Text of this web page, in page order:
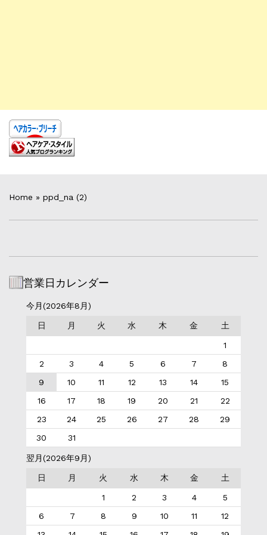
Home » ppd_na (2)
営業日カレンダー
今月(2026年8月)
日 月 火 水 木 金 土
1
2
3 4 5 6 7
8
9
10 11 12 13 14
15
16
17 18 19 20 21
22
23
24 25 26 27 28
29
30
31
翌月(2026年9月)
日 月 火 水 木 金 土
1 2 3 4
5
6
7 8 9 10 11
12